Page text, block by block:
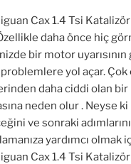
Cax 1.4 Tsi
Özellikle daha önce hiç
bir motor
problemlere yol açar.
daha ciddi olan
neden olur . Neyse
ve sonraki
yardımcı olmak
Cax 1.4 Tsi Katalizör